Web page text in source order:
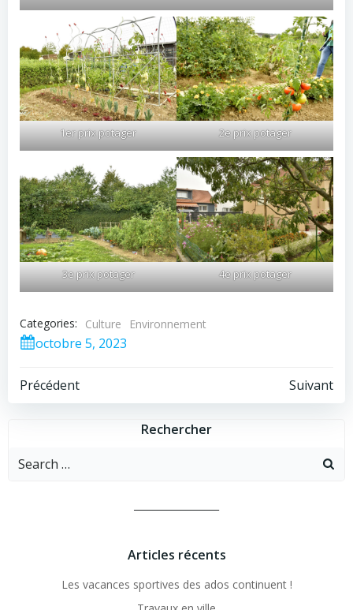
1er prix potager 2e prix potager
3e prix potager 4e prix potager
Categories: Culture Environnement
octobre 5, 2023
Post
navigation
Précédent
Post
navigation
Suivant
Rechercher
Search
Articles récents
Les vacances sportives des ados continuent !